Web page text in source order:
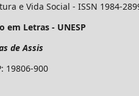
e Vida Social - ISSN 1984-
em Letras - UNESP
de Assis
19806-900